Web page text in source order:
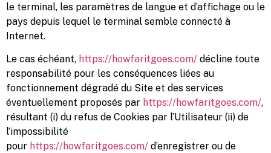
le terminal, les paramètres de langue et d’affichage ou le
pays depuis lequel le terminal semble connecté à
Internet.
Le cas échéant, https://howfaritgoes.com/ décline toute
responsabilité pour les conséquences liées au
fonctionnement dégradé du Site et des services
éventuellement proposés par https://howfaritgoes.com/,
résultant (i) du refus de Cookies par l’Utilisateur (ii) de
l’impossibilité
pour https://howfaritgoes.com/ d’enregistrer ou de